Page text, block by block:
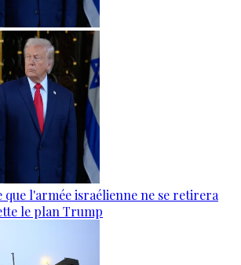
l'armée israélienne ne se retirera
le plan Trump